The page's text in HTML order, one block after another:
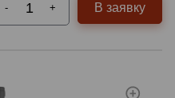
- + В заявку